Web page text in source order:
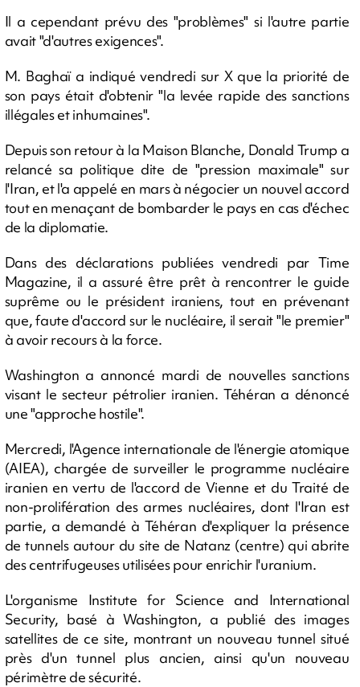
Il a cependant prévu des "problèmes" si l'autre partie
avait "d'autres exigences".
M. Baghaï a indiqué vendredi sur X que la priorité de
son pays était d'obtenir "la levée rapide des sanctions
illégales et inhumaines".
Depuis son retour à la Maison Blanche, Donald Trump a
relancé sa politique dite de "pression maximale" sur
l'Iran, et l'a appelé en mars à négocier un nouvel accord
tout en menaçant de bombarder le pays en cas d'échec
de la diplomatie.
Dans des déclarations publiées vendredi par Time
Magazine, il a assuré être prêt à rencontrer le guide
suprême ou le président iraniens, tout en prévenant
que, faute d'accord sur le nucléaire, il serait "le premier"
à avoir recours à la force.
Washington a annoncé mardi de nouvelles sanctions
visant le secteur pétrolier iranien. Téhéran a dénoncé
une "approche hostile".
Mercredi, l'Agence internationale de l'énergie atomique
(AIEA), chargée de surveiller le programme nucléaire
iranien en vertu de l'accord de Vienne et du Traité de
non-prolifération des armes nucléaires, dont l'Iran est
partie, a demandé à Téhéran d'expliquer la présence
de tunnels autour du site de Natanz (centre) qui abrite
des centrifugeuses utilisées pour enrichir l'uranium.
L'organisme Institute for Science and International
Security, basé à Washington, a publié des images
satellites de ce site, montrant un nouveau tunnel situé
près d'un tunnel plus ancien, ainsi qu'un nouveau
périmètre de sécurité.